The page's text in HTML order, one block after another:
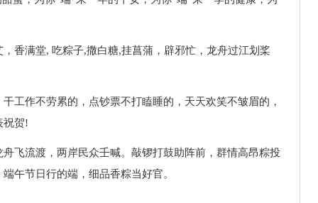
香满堂, 吃粽子,撒白糖,挂菖蒲，辟邪忙，龙舟过江划桨
工作不劳累的，点钞票不打瞌睡的，天天欢笑不皱眉的，
祝贺!
飞流渡，两岸民众壬喊。敲锣打鼓助阵前，群情高昂粽投
午节日行的端，细品香粽当好官。